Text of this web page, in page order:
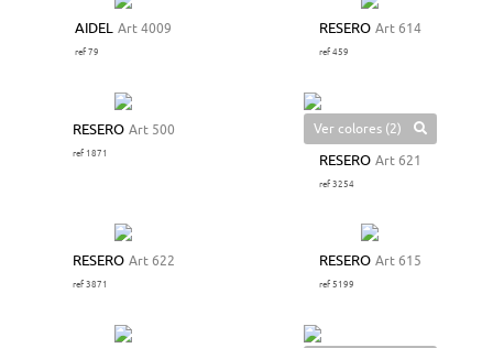
AIDEL Art 4009
ref 79
RESERO Art 614
ref 459
RESERO Art 500
ref 1871
Ver colores (2)
RESERO Art 621
ref 3254
RESERO Art 622
ref 3871
RESERO Art 615
ref 5199